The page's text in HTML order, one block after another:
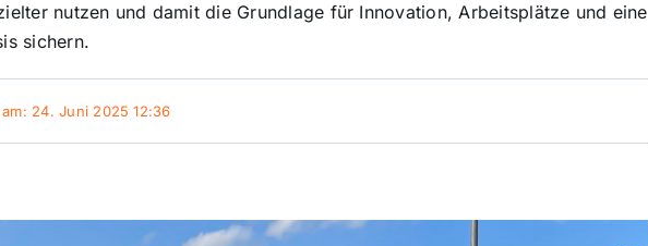
nutzen und damit die Grundlage für Innovation, Arbeitsplätze und eine
sichern.
24. Juni 2025 12:36